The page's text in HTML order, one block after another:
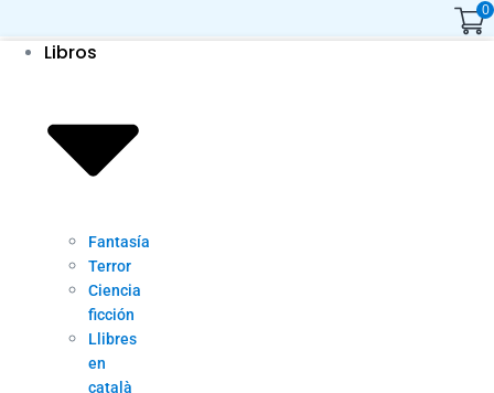
0
Libros
Fantasía
Terror
Ciencia
ficción
Llibres
en
català